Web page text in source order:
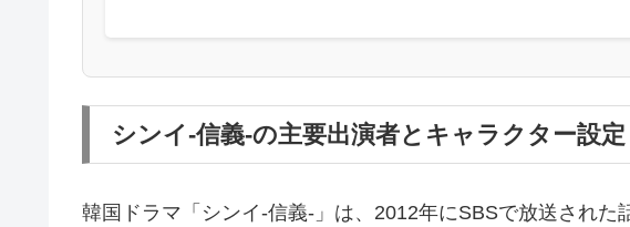
シンイ-信義-の主要出演者とキャラクター設定
韓国ドラマ「シンイ-信義-」は、2012年にSBSで放送された